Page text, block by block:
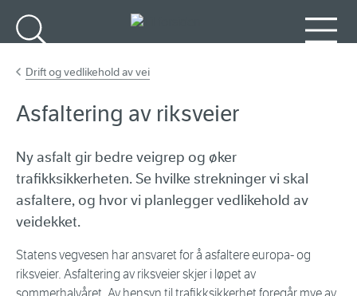
Drift og vedlikehold av vei
Asfaltering av riksveier
Ny asfalt gir bedre veigrep og øker
trafikksikkerheten. Se hvilke strekninger vi skal
asfaltere, og hvor vi planlegger vedlikehold av
veidekket.
Statens vegvesen har ansvaret for å asfaltere europa- og
riksveier. Asfaltering av riksveier skjer i løpet av